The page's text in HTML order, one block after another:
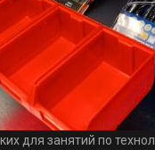
для занятий по